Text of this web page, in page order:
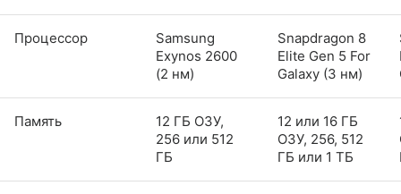
Процессор
Samsung
Exynos 2600
(2 нм)
Snapdragon 8
Elite Gen 5 For
Galaxy (3 нм)
Память
12 ГБ ОЗУ,
256 или 512
ГБ
12 или 16 ГБ
ОЗУ, 256, 512
ГБ или 1 ТБ